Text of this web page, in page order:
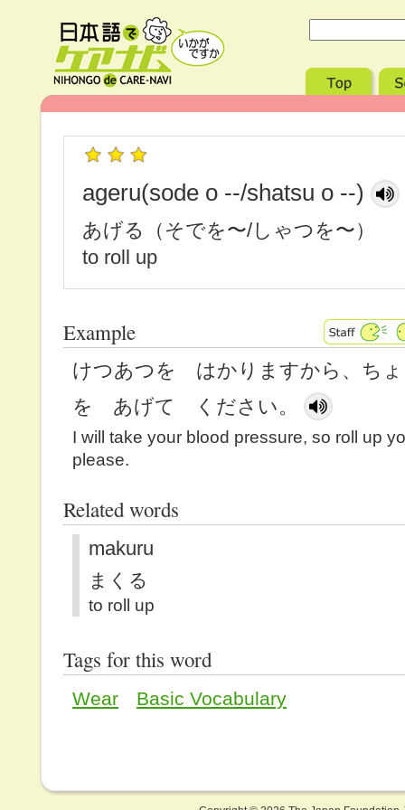
ageru(sode o --/shatsu o --)
あげる（そでを〜/しゃつを〜）
to roll up
Example
けつあつを はかりますから、ち
を あげて ください。
I will take your blood pressure, so roll up
please.
Related words
makuru
まくる
to roll up
Tags for this word
Wear Basic Vocabulary